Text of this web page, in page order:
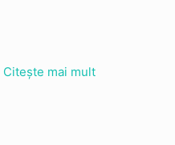
Citește mai mult